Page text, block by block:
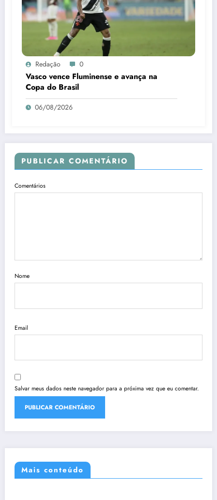
Redação 0
Vasco vence Fluminense e avança na
Copa do Brasil
06/08/2026
PUBLICAR COMENTÁRIO
Comentários
Nome
Email
Salvar meus dados neste navegador para a próxima vez que eu comentar.
Mais conteúdo